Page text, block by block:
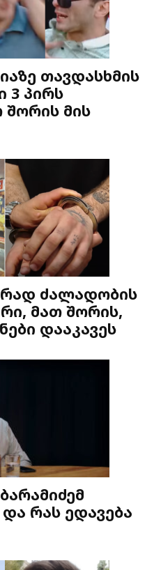
თავდასხმის
3 პირს
შორის მის
ძალადობის
მათ შორის,
დააკავეს
რას ედავება